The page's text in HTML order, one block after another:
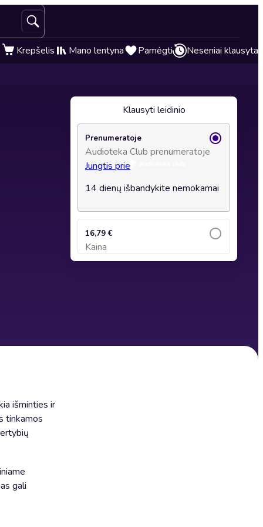
Krepšelis Mano lentyna Pamėgti Neseniai klausyta
išminties ir
tinkamos
gali
Klausyti leidinio
Prenumeratoje
Audioteka Club prenumeratoje
Jungtis prie
14 dienų išbandykite nemokamai
16,79 €
Kaina Įsidėti į krepšelį